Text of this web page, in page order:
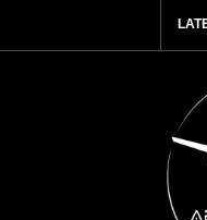
El KC-390 llega a